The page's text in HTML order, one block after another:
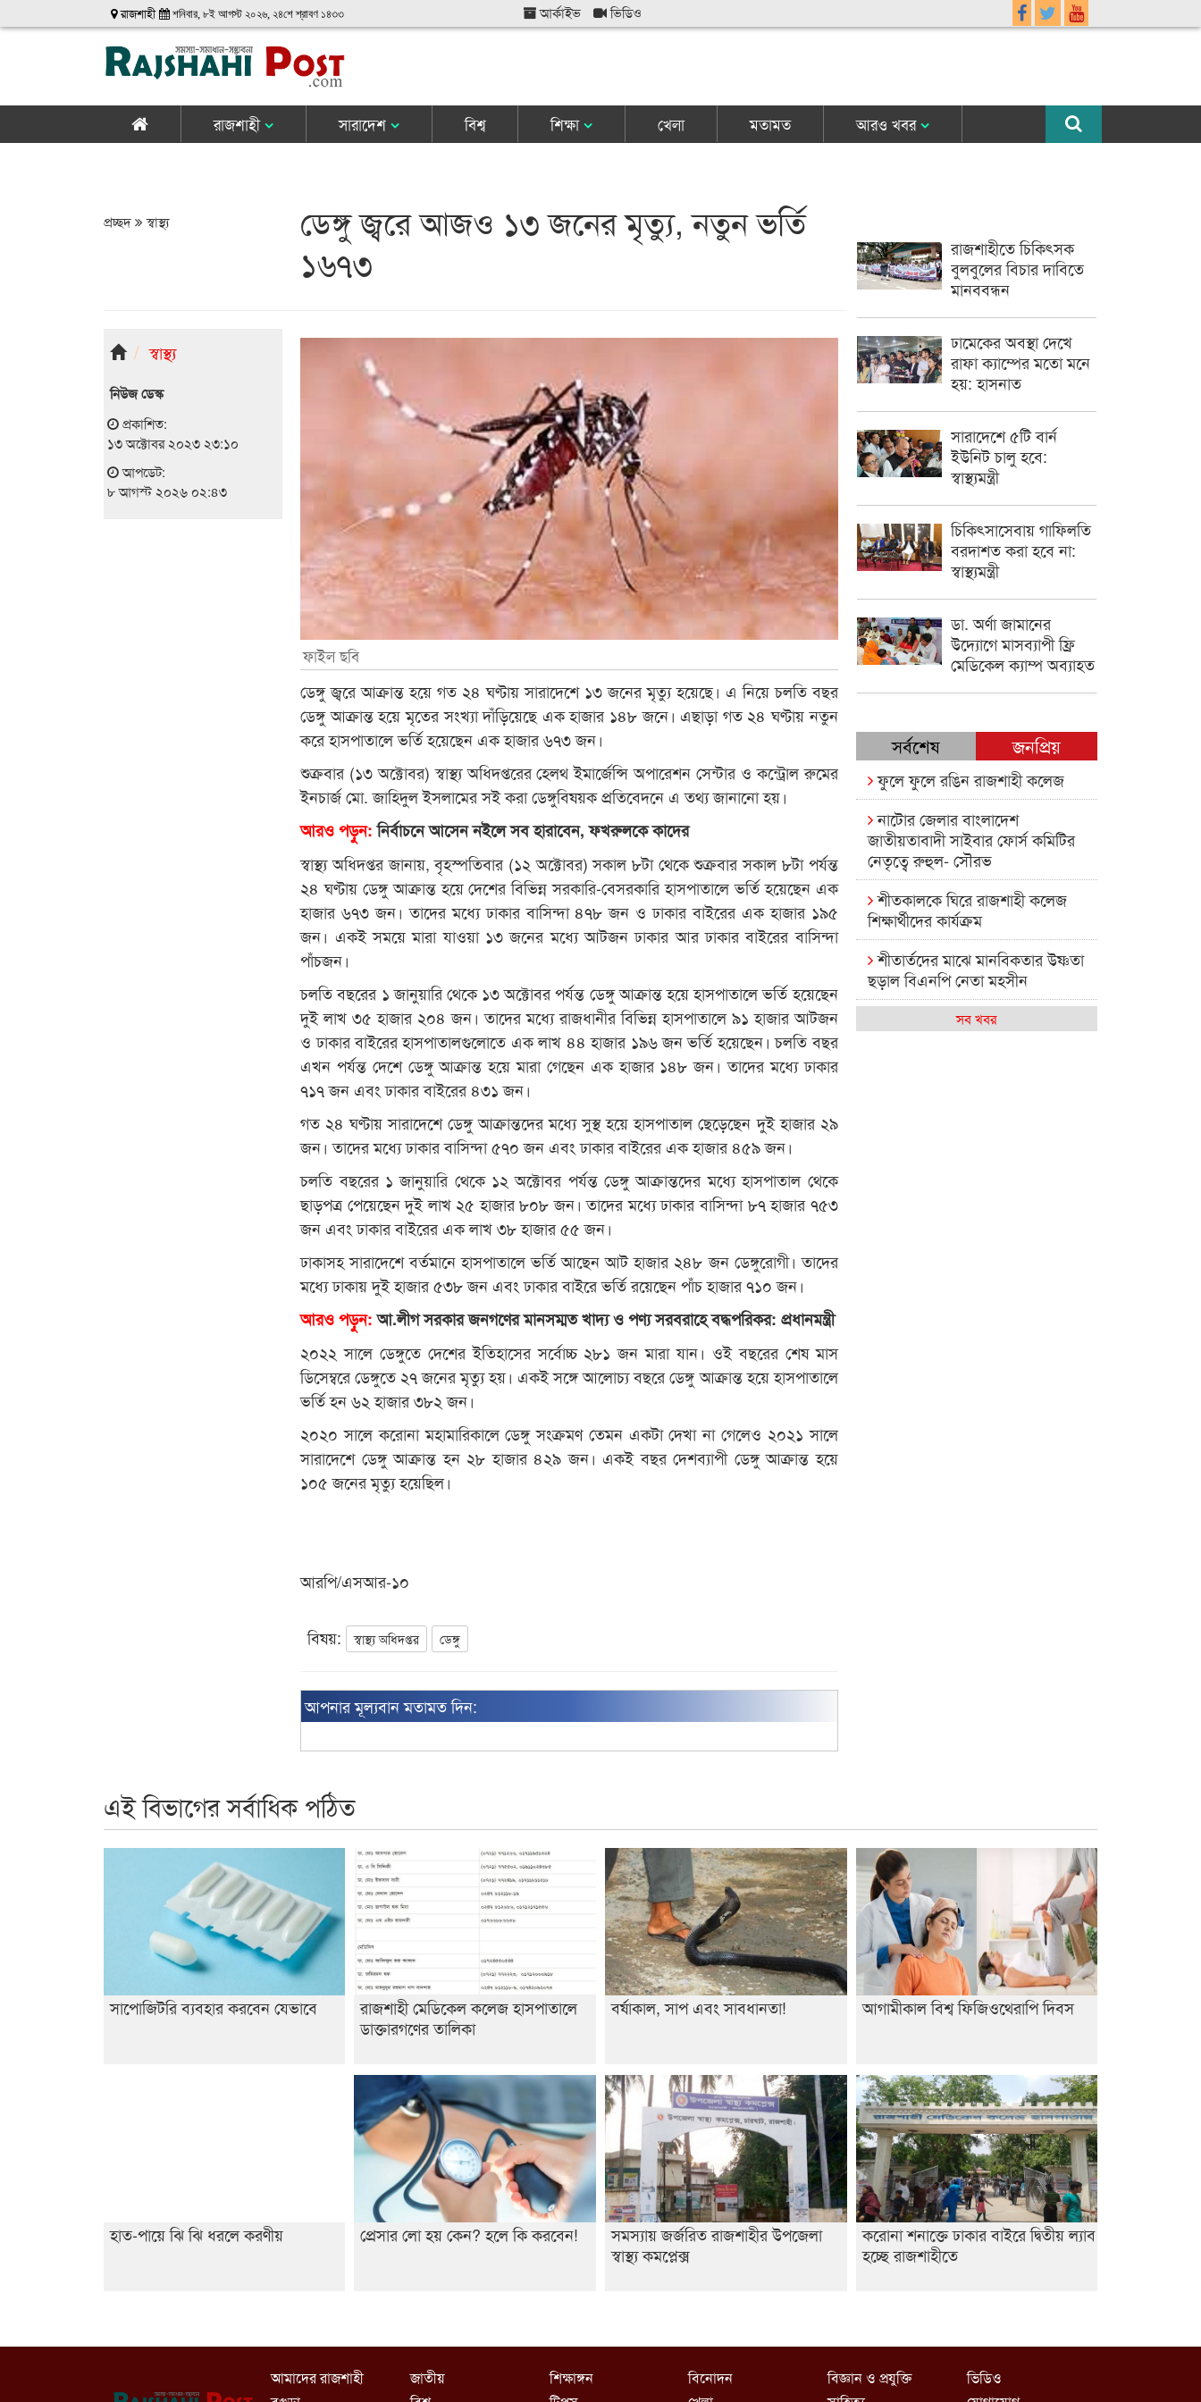
রাজশাহী শনিবার, ৮ই আগস্ট ২০২৬, ২৪শে শ্রাবণ ১৪৩৩ আর্কাইভ ভিডিও
রাজশাহী সারাদেশ বিশ্ব শিক্ষা খেলা মতামত আরও খবর
প্রচ্ছদ স্বাস্থ্য
ডেঙ্গু জ্বরে আজও ১৩ জনের মৃত্যু, নতুন ভর্তি
১৬৭৩
স্বাস্থ্য
নিউজ ডেস্ক
প্রকাশিত:
১৩ অক্টোবর ২০২৩ ২৩:১০
আপডেট:
৮ আগস্ট ২০২৬ ০২:৪৩
ফাইল ছবি
ডেঙ্গু জ্বরে আক্রান্ত হয়ে গত ২৪ ঘণ্টায় সারাদেশে ১৩ জনের মৃত্যু হয়েছে। এ নিয়ে চলতি বছর
ডেঙ্গু আক্রান্ত হয়ে মৃতের সংখ্যা দাঁড়িয়েছে এক হাজার ১৪৮ জনে। এছাড়া গত ২৪ ঘণ্টায় নতুন
করে হাসপাতালে ভর্তি হয়েছেন এক হাজার ৬৭৩ জন।
শুক্রবার (১৩ অক্টোবর) স্বাস্থ্য অধিদপ্তরের হেলথ ইমার্জেন্সি অপারেশন সেন্টার ও কন্ট্রোল রুমের
ইনচার্জ মো. জাহিদুল ইসলামের সই করা ডেঙ্গুবিষয়ক প্রতিবেদনে এ তথ্য জানানো হয়।
আরও পড়ুন:নির্বাচনে আসেন নইলে সব হারাবেন, ফখরুলকে কাদের
স্বাস্থ্য অধিদপ্তর জানায়, বৃহস্পতিবার (১২ অক্টোবর) সকাল ৮টা থেকে শুক্রবার সকাল ৮টা পর্যন্ত
২৪ ঘণ্টায় ডেঙ্গু আক্রান্ত হয়ে দেশের বিভিন্ন সরকারি-বেসরকারি হাসপাতালে ভর্তি হয়েছেন এক
হাজার ৬৭৩ জন। তাদের মধ্যে ঢাকার বাসিন্দা ৪৭৮ জন ও ঢাকার বাইরের এক হাজার ১৯৫
জন। একই সময়ে মারা যাওয়া ১৩ জনের মধ্যে আটজন ঢাকার আর ঢাকার বাইরের বাসিন্দা
পাঁচজন।
চলতি বছরের ১ জানুয়ারি থেকে ১৩ অক্টোবর পর্যন্ত ডেঙ্গু আক্রান্ত হয়ে হাসপাতালে ভর্তি হয়েছেন
দুই লাখ ৩৫ হাজার ২০৪ জন। তাদের মধ্যে রাজধানীর বিভিন্ন হাসপাতালে ৯১ হাজার আটজন
ও ঢাকার বাইরের হাসপাতালগুলোতে এক লাখ ৪৪ হাজার ১৯৬ জন ভর্তি হয়েছেন। চলতি বছর
এখন পর্যন্ত দেশে ডেঙ্গু আক্রান্ত হয়ে মারা গেছেন এক হাজার ১৪৮ জন। তাদের মধ্যে ঢাকার
৭১৭ জন এবং ঢাকার বাইরের ৪৩১ জন।
গত ২৪ ঘণ্টায় সারাদেশে ডেঙ্গু আক্রান্তদের মধ্যে সুস্থ হয়ে হাসপাতাল ছেড়েছেন দুই হাজার ২৯
জন। তাদের মধ্যে ঢাকার বাসিন্দা ৫৭০ জন এবং ঢাকার বাইরের এক হাজার ৪৫৯ জন।
চলতি বছরের ১ জানুয়ারি থেকে ১২ অক্টোবর পর্যন্ত ডেঙ্গু আক্রান্তদের মধ্যে হাসপাতাল থেকে
ছাড়পত্র পেয়েছেন দুই লাখ ২৫ হাজার ৮০৮ জন। তাদের মধ্যে ঢাকার বাসিন্দা ৮৭ হাজার ৭৫৩
জন এবং ঢাকার বাইরের এক লাখ ৩৮ হাজার ৫৫ জন।
ঢাকাসহ সারাদেশে বর্তমানে হাসপাতালে ভর্তি আছেন আট হাজার ২৪৮ জন ডেঙ্গুরোগী। তাদের
মধ্যে ঢাকায় দুই হাজার ৫৩৮ জন এবং ঢাকার বাইরে ভর্তি রয়েছেন পাঁচ হাজার ৭১০ জন।
আরও পড়ুন:আ.লীগ সরকার জনগণের মানসম্মত খাদ্য ও পণ্য সরবরাহে বদ্ধপরিকর: প্রধানমন্ত্রী
২০২২ সালে ডেঙ্গুতে দেশের ইতিহাসের সর্বোচ্চ ২৮১ জন মারা যান। ওই বছরের শেষ মাস
ডিসেম্বরে ডেঙ্গুতে ২৭ জনের মৃত্যু হয়। একই সঙ্গে আলোচ্য বছরে ডেঙ্গু আক্রান্ত হয়ে হাসপাতালে
ভর্তি হন ৬২ হাজার ৩৮২ জন।
২০২০ সালে করোনা মহামারিকালে ডেঙ্গু সংক্রমণ তেমন একটা দেখা না গেলেও ২০২১ সালে
সারাদেশে ডেঙ্গু আক্রান্ত হন ২৮ হাজার ৪২৯ জন। একই বছর দেশব্যাপী ডেঙ্গু আক্রান্ত হয়ে
১০৫ জনের মৃত্যু হয়েছিল।
আরপি/এসআর-১০
বিষয়: স্বাস্থ্য অধিদপ্তর ডেঙ্গু
আপনার মূল্যবান মতামত দিন:
রাজশাহীতে চিকিৎসক
বুলবুলের বিচার দাবিতে
মানববন্ধন
ঢামেকের অবস্থা দেখে
রাফা ক্যাম্পের মতো মনে
হয়: হাসনাত
সারাদেশে ৫টি বার্ন
ইউনিট চালু হবে:
স্বাস্থ্যমন্ত্রী
চিকিৎসাসেবায় গাফিলতি
বরদাশত করা হবে না:
স্বাস্থ্যমন্ত্রী
ডা. অর্ণা জামানের
উদ্যোগে মাসব্যাপী ফ্রি
মেডিকেল ক্যাম্প অব্যাহত
সর্বশেষ জনপ্রিয়
ফুলে ফুলে রঙিন রাজশাহী কলেজ
নাটোর জেলার বাংলাদেশ
জাতীয়তাবাদী সাইবার ফোর্স কমিটির
নেতৃত্বে রুহুল- সৌরভ
শীতকালকে ঘিরে রাজশাহী কলেজ
শিক্ষার্থীদের কার্যক্রম
শীতার্তদের মাঝে মানবিকতার উষ্ণতা
ছড়াল বিএনপি নেতা মহসীন
রাজশাহী কলেজের মিষ্টি বিকেল
সব খবর
এই বিভাগের সর্বাধিক পঠিত
সাপোজিটরি ব্যবহার করবেন যেভাবে
রাজশাহী মেডিকেল কলেজ হাসপাতালে
ডাক্তারগণের তালিকা
বর্ষাকাল, সাপ এবং সাবধানতা! আগামীকাল বিশ্ব ফিজিওথেরাপি দিবস
হাত-পায়ে ঝি ঝি ধরলে করণীয় প্রেসার লো হয় কেন? হলে কি করবেন!
সমস্যায় জর্জরিত রাজশাহীর উপজেলা
স্বাস্থ্য কমপ্লেক্স
করোনা শনাক্তে ঢাকার বাইরে দ্বিতীয় ল্যাব
হচ্ছে রাজশাহীতে
আমাদের রাজশাহী
জাতীয়
শিক্ষাঙ্গন
বিনোদন
বিজ্ঞান ও প্রযুক্তি
ভিডিও